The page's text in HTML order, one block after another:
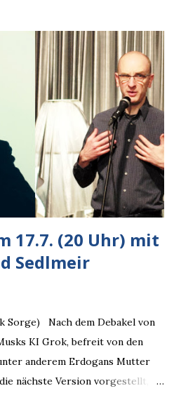
und mich, wir lächelten
sagte ich zu ihm, “im
aufpassen!” “Mach ich!”,
Nachbar, "Hab alles im Blick!”
Krähe, die sich zurückzog.
Ende. Die Brauseboys am
Mit Mareike Barmeyer , Jobinski
(Ystader St...
17.7. (20 Uhr) mit
Sedlmeir
Sorge) Nach dem Debakel von
KI Grok, befreit von den
unter anderem Erdogans Mutter
nächste Version vorgestellt,